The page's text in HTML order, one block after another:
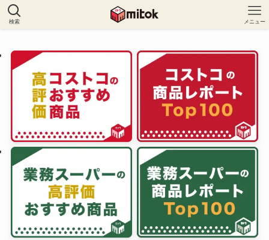
検索 メニュー